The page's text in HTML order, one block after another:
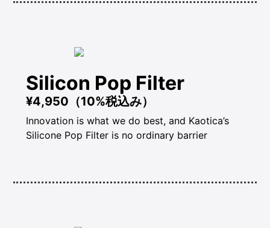
Silicon Pop Filter
¥4,950（10%税込み）
Innovation is what we do best, and Kaotica’s
Silicone Pop Filter is no ordinary barrier